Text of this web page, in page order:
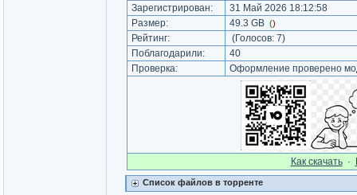
Зарегистрирован:
31 Май 2026 18:12:58
Размер:
49.3 GB ()
Рейтинг: (Голосов: 7)
Поблагодарили:
40
Проверка:
Оформление проверено
Как cкачать·
Список файлов в торренте